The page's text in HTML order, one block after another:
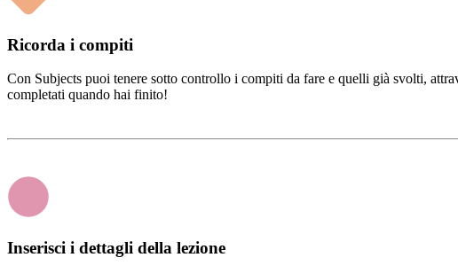
Ricorda i compiti
Con Subjects puoi tenere sotto controllo i compiti da fare e quelli già svolti,
completati quando hai finito!
Inserisci i dettagli della lezione